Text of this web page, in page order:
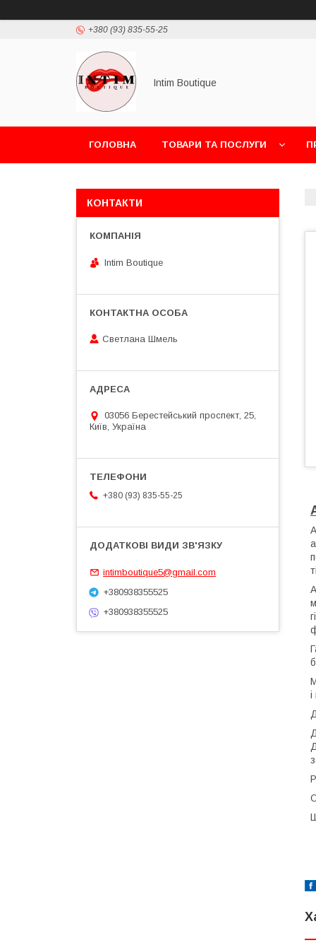
+380 (93) 835-55-25
Intim Boutique
ГОЛОВНА ТОВАРИ ТА ПОСЛУГИ
КОНТАКТИ
Intim Boutique
Светлана Шмель
03056 Берестейський проспект, 25,
Київ, Україна
+380 (93) 835-55-25
intimboutique5@gmail.com
+380938355525
+380938355525